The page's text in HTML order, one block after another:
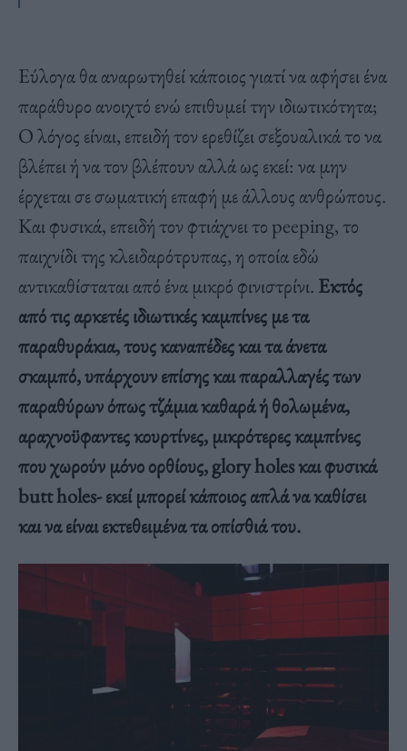
Εύλογα θα αναρωτηθεί κάποιος γιατί να αφήσει ένα
παράθυρο ανοιχτό ενώ επιθυμεί την ιδιωτικότητα;
O λόγος είναι, επειδή τον ερεθίζει σεξουαλικά το να
βλέπει ή να τον βλέπουν αλλά ως εκεί: να μην
έρχεται σε σωματική επαφή με άλλους ανθρώπους.
Και φυσικά, επειδή τον φτιάχνει το peeping, το
παιχνίδι της κλειδαρότρυπας, η οποία εδώ
αντικαθίσταται από ένα μικρό φινιστρίνι. Εκτός
από τις αρκετές ιδιωτικές καμπίνες με τα
παραθυράκια, τους καναπέδες και τα άνετα
σκαμπό, υπάρχουν επίσης και παραλλαγές των
παραθύρων όπως τζάμια καθαρά ή θολωμένα,
αραχνοϋφαντες κουρτίνες, μικρότερες καμπίνες
που χωρούν μόνο ορθίους, glory holes και φυσικά
butt holes- εκεί μπορεί κάποιος απλά να καθίσει
και να είναι εκτεθειμένα τα οπίσθιά του.